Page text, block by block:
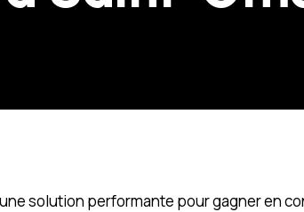
solution performante pour gagner en